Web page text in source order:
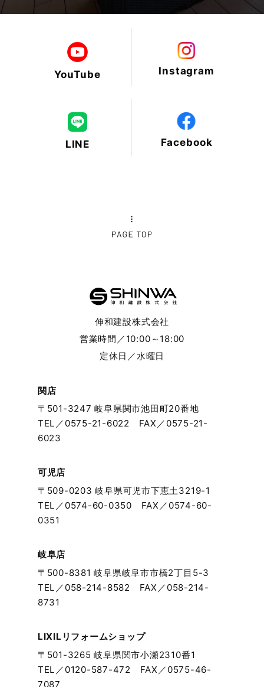
2025年1月
2024年12月
2024年11月
2024年10月
2024年2月
2024年1月
2023年10月
2023年8月
2023年7月
2023年6月
2023年5月
YouTube Instagram
LINE Facebook
伸和建設株式会社
営業時間／10:00～18:00
定休日／水曜日
関店
〒501-3247 岐阜県関市池田町20番地
TEL／ 0575-21-6022
FAX／0575-21-
6023
岐阜店
〒500-8381 岐阜県岐阜市市橋2丁目5-3
TEL／ 058-214-8582
FAX／058-214-
8731
可児店
〒509-0203 岐阜県可児市下恵土3219-1
TEL／ 0574-60-0350 FAX／0574-60-
0351
LIXILリフォームショップ
〒501-3265 岐阜県関市小瀬2310番1
TEL／ 0120-587-472
FAX／0575-46-
7087